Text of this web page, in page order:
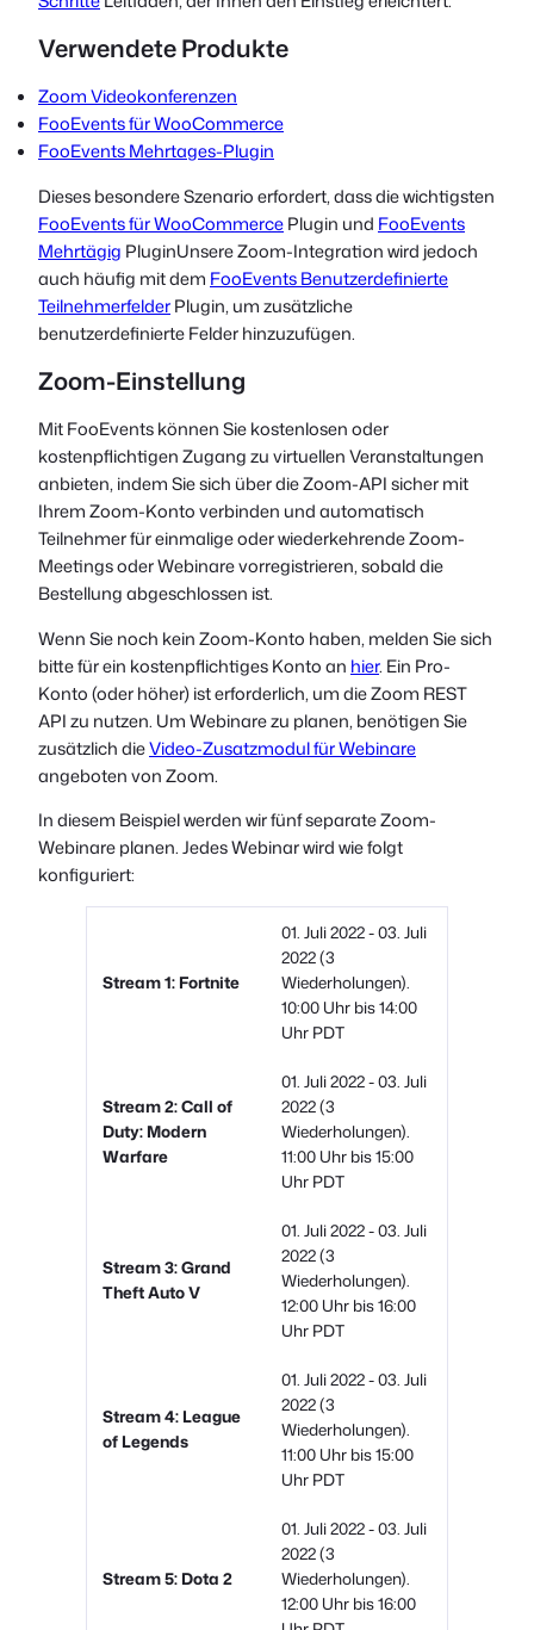
Verwendete Produkte
Zoom Videokonferenzen
FooEvents für WooCommerce
FooEvents Mehrtages-Plugin
Dieses besondere Szenario erfordert, dass die wichtigsten
FooEvents für WooCommercePlugin und FooEvents
Mehrtägig PluginUnsere Zoom-Integration wird jedoch
auch häufig mit dem FooEvents Benutzerdefinierte
TeilnehmerfelderPlugin, um zusätzliche
benutzerdefinierte Felder hinzuzufügen.
Zoom-Einstellung
Mit FooEvents können Sie kostenlosen oder
kostenpflichtigen Zugang zu virtuellen Veranstaltungen
anbieten, indem Sie sich über die Zoom-API sicher mit
Ihrem Zoom-Konto verbinden und automatisch
Teilnehmer für einmalige oder wiederkehrende Zoom-
Meetings oder Webinare vorregistrieren, sobald die
Bestellung abgeschlossen ist.
Wenn Sie noch kein Zoom-Konto haben, melden Sie sich
bitte für ein kostenpflichtiges Konto an hier. Ein Pro-
Konto (oder höher) ist erforderlich, um die Zoom REST
API zu nutzen. Um Webinare zu planen, benötigen Sie
zusätzlich dieVideo-Zusatzmodul für Webinare
angeboten von Zoom.
In diesem Beispiel werden wir fünf separate Zoom-
Webinare planen. Jedes Webinar wird wie folgt
konfiguriert:
Stream 1: Fortnite
01. Juli 2022 - 03. Juli
2022 (3
Wiederholungen).
10:00 Uhr bis 14:00
Uhr PDT
Stream 2: Call of
Duty: Modern
Warfare
01. Juli 2022 - 03. Juli
2022 (3
Wiederholungen).
11:00 Uhr bis 15:00
Uhr PDT
Stream 3: Grand
Theft Auto V
01. Juli 2022 - 03. Juli
2022 (3
Wiederholungen).
12:00 Uhr bis 16:00
Uhr PDT
Stream 4: League
of Legends
01. Juli 2022 - 03. Juli
2022 (3
Wiederholungen).
11:00 Uhr bis 15:00
Uhr PDT
Stream 5: Dota 2
01. Juli 2022 - 03. Juli
2022 (3
Wiederholungen).
12:00 Uhr bis 16:00